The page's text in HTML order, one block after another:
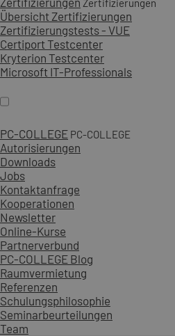
Zertifizierungen
Übersicht Zertifizierungen
Zertifizierungstests - VUE
Certiport Testcenter
Kryterion Testcenter
Microsoft IT-Professionals
PC-COLLEGE PC-COLLEGE
Autorisierungen
Downloads
Jobs
Kontaktanfrage
Kooperationen
Newsletter
Online-Kurse
Partnerverbund
PC-COLLEGE Blog
Raumvermietung
Referenzen
Schulungsphilosophie
Seminarbeurteilungen
Team